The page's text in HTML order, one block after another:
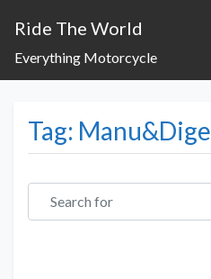
Ride The World
Everything Motorcycle
Tag: Manu&Dige
Search for